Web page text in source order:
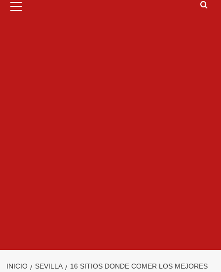
primario
INICIO SEVILLA
16 SITIOS DONDE COMER LOS MEJORES